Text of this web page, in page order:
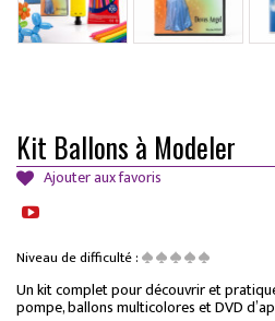
Kit Ballons à Modeler
Ajouter aux favoris
Niveau de difficulté :
Un kit complet pour découvrir et
pompe, ballons multicolores et DVD